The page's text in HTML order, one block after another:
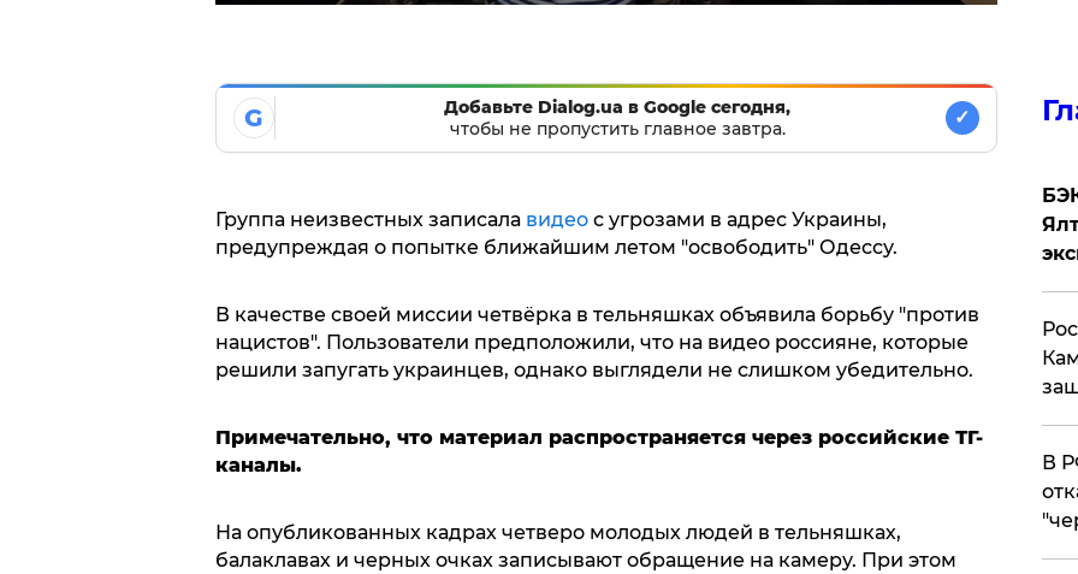
G
Добавьте Dialog.ua в Google сегодня,
чтобы не пропустить главное завтра.
✓
Группа неизвестных записала видео с угрозами в адрес Украины,
предупреждая о попытке ближайшим летом "освободить" Одессу.
В качестве своей миссии четвёрка в тельняшках объявила борьбу "против
нацистов". Пользователи предположили, что на видео россияне, которые
решили запугать украинцев, однако выглядели не слишком убедительно.
Примечательно, что материал распространяется через российские ТГ-
каналы.
На опубликованных кадрах четверо молодых людей в тельняшках,
балаклавах и черных очках записывают обращение на камеру. При этом
​В